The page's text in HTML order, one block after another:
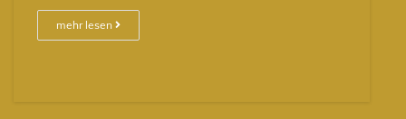
mehr lesen